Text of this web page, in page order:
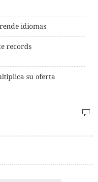
idiomas
records
su oferta